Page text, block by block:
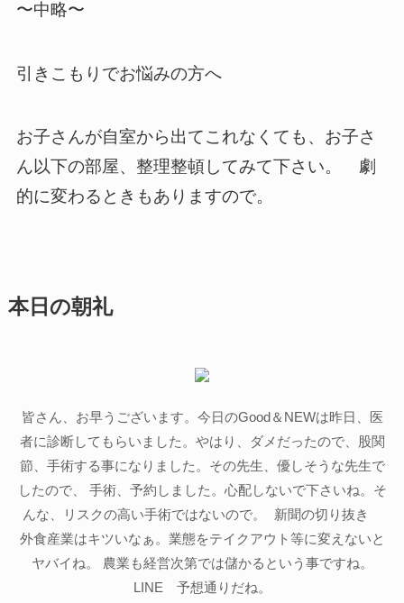
〜中略〜
引きこもりでお悩みの方へ
お子さんが自室から出てこれなくても、お子さ
ん以下の部屋、整理整頓してみて下さい。 劇
的に変わるときもありますので。
本日の朝礼
皆さん、お早うございます。今日のGood＆NEWは昨日、医
者に診断してもらいました。やはり、ダメだったので、股関
節、手術する事になりました。その先生、優しそうな先生で
したので、 手術、予約しました。心配しないで下さいね。そ
んな、リスクの高い手術ではないので。 新聞の切り抜き
外食産業はキツいなぁ。業態をテイクアウト等に変えないと
ヤバイね。 農業も経営次第では儲かるという事ですね。
LINE 予想通りだね。